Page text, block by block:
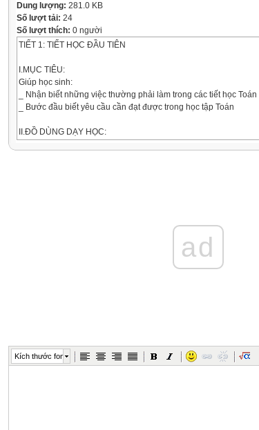
Dung lượng: 281.0 KB
Số lượt tải: 24
Số lượt thích: 0 người
TIẾT 1: TIẾT HỌC ĐẦU TIÊN
I.MỤC TIÊU:
Giúp học sinh:
_ Nhận biết những việc thường phải làm trong các tiết học Toán
_ Bước đầu biết yêu cầu cần đạt được trong học tập Toán
II.ĐỒ DÙNG DẠY HỌC:
ad
Kích thước font